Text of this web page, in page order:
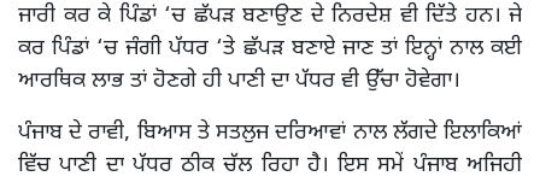
ਜਾਰੀ ਕਰ ਕੇ ਪਿੰਡਾਂ ‘ਚ ਛੱਪੜ ਬਣਾਉਣ ਦੇ ਨਿਰਦੇਸ਼ ਵੀ ਦਿੱਤੇ ਹਨ। ਜੇ
ਕਰ ਪਿੰਡਾਂ ‘ਚ ਜੰਗੀ ਪੱਧਰ ‘ਤੇ ਛੱਪੜ ਬਣਾਏ ਜਾਣ ਤਾਂ ਇਨ੍ਹਾਂ ਨਾਲ ਕਈ
ਆਰਥਿਕ ਲਾਭ ਤਾਂ ਹੋਣਗੇ ਹੀ ਪਾਣੀ ਦਾ ਪੱਧਰ ਵੀ ਉੱਚਾ ਹੋਵੇਗਾ।
ਪੰਜਾਬ ਦੇ ਰਾਵੀ, ਬਿਆਸ ਤੇ ਸਤਲੁਜ ਦਰਿਆਵਾਂ ਨਾਲ ਲੱਗਦੇ ਇਲਾਕਿਆਂ
ਵਿੱਚ ਪਾਣੀ ਦਾ ਪੱਧਰ ਠੀਕ ਚੱਲ ਰਿਹਾ ਹੈ। ਇਸ ਸਮੇਂ ਪੰਜਾਬ ਅਜਿਹੀ